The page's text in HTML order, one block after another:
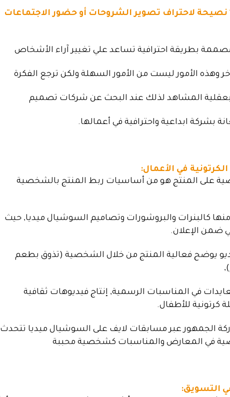
التصوير المنزلي, 12 نصيحة لاحتراف تصوير الشروحات أو حضور الاجتماعات
بطريقة احترافية تساعد علي تغيير آراء الأشخاص
وهذه الأمور ليست من الأمور السهلة ولكن ترجع الفكرة
المشاهد لذلك عند البحث عن شركات تصميم
بشركة ابداعية واحترافية في أعمالها.
في الأعمال:
على المنتج هو من أساسيات ربط المنتج بالشخصية
كالبنرات والبروشورات وتصاميم السوشيال ميديا, حيث
الإعلان.
يوضح فعالية المنتج من خلال الشخصية (تذوق بطعم
في المناسبات الرسمية, إنتاج فيديوهات ثقافية
كرتونية للأطفال.
الجمهور عبر مسابقات لايف على السوشيال ميديا تتحدث
في المعارض والمناسبات كشخصية محببة
التسويق: